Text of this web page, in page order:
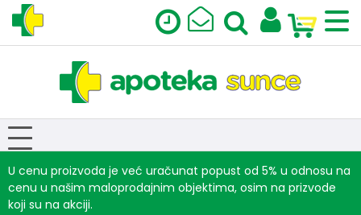
U cenu proizvoda je već uračunat popust od 5% u odnosu na
cenu u našim maloprodajnim objektima, osim na prizvode
koji su na akciji.